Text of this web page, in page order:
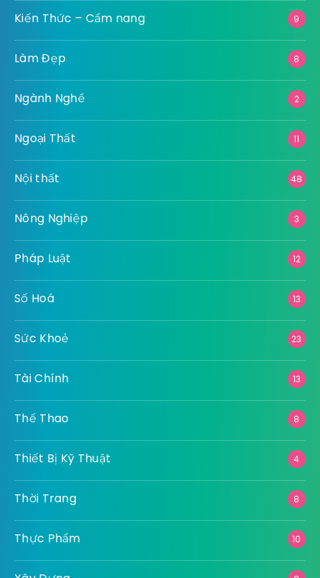
Kiến Thức – Cẩm nang 9
Làm Đẹp 8
Ngành Nghề 2
Ngoại Thất 11
Nội thất 48
Nông Nghiệp 3
Pháp Luật 12
Số Hoá 13
Sức Khoẻ 23
Tài Chính 13
Thể Thao 8
Thiết Bị Kỹ Thuật 4
Thời Trang 8
Thực Phẩm 10